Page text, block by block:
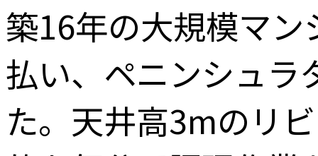
築16年の大規模マ
払い、ペニンシュラ
た。天井高3mのリ